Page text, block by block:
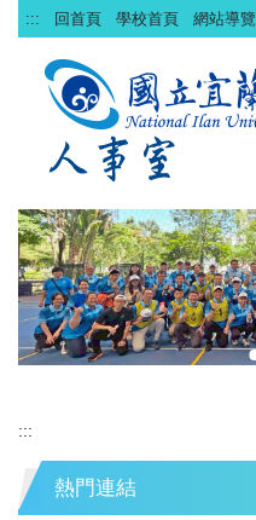
跳
到
::: 回首頁 學校首頁 網站導覽
:::
熱門連結